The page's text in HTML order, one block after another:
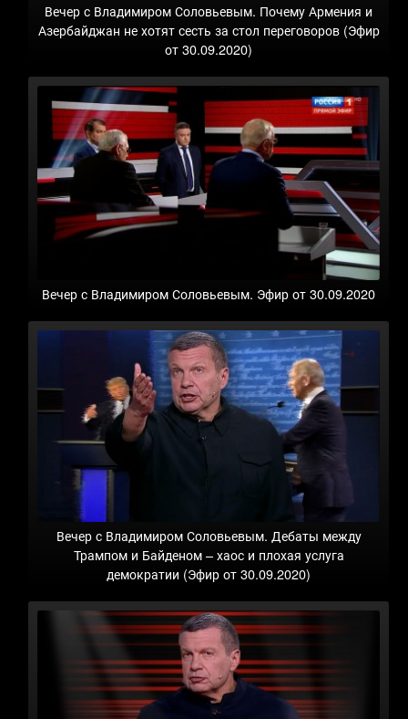
Вечер с Владимиром Соловьевым. Почему Армения и
Азербайджан не хотят сесть за стол переговоров (Эфир
от 30.09.2020)
Вечер с Владимиром Соловьевым. Эфир от 30.09.2020
Вечер с Владимиром Соловьевым. Дебаты между
Трампом и Байденом – хаос и плохая услуга
демократии (Эфир от 30.09.2020)